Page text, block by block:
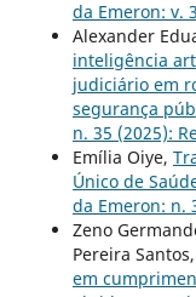
da Emeron: v.
Alexander
inteligência
judiciário em
segurança
n. 35 (2025):
Emília Oiye,
Único de
da Emeron: n.
Zeno
Pereira Santos,
em